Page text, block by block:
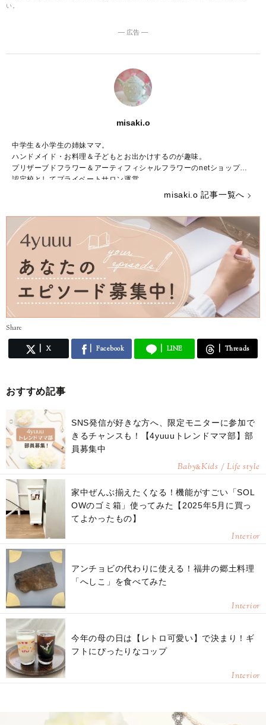
い。
― 広告 ―
misaki.o
中学生＆小学生の姉妹ママ。
ハンドメイド・お料理＆子どもとお出かけするのが趣味。
プリザーブドフラワー＆アーティフィシャルフラワーのnetショップ＆
認定校としてプライベートサロン運営。
misaki.o 記事一覧へ
Share
X Facebook LINE Threads
おすすめ記事
SNS発信が好きな方へ、限定モニターに参加で
きるチャンスも！【4yuuuトレンドママ部】部
員募集中
Baby&Kids / Life style
家中ぜんぶ揃えたくなる！機能がすごい「SOL
OWのゴミ箱」使ってみた【2025年5月に買っ
てよかったもの】
Interior
アンチョビの代わりに使える！福井の郷土料理
「へしこ」を食べてみた
Interior
今年の母の日は【レトロ可愛い】で決まり！ギ
フトにぴったりなコップ
Interior